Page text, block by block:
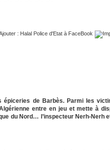
de Barbès. Parmi les
entre en jeu et mette à
du Nord… l’inspecteur Nerh-Nerh